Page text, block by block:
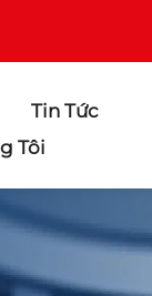
Tin Tức
Tôi